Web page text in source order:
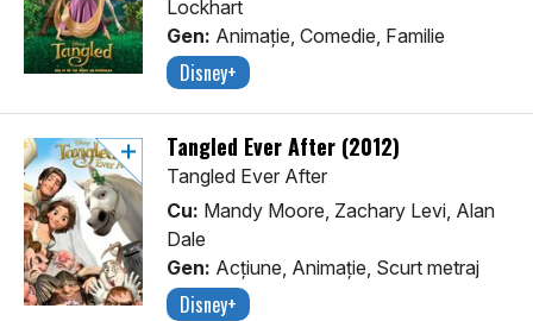
Lockhart
Gen: Animaţie, Comedie, Familie
Disney+
Tangled Ever After (2012)
Tangled Ever After
Cu: Mandy Moore, Zachary Levi, Alan
Dale
Gen: Acţiune, Animaţie, Scurt metraj
Disney+